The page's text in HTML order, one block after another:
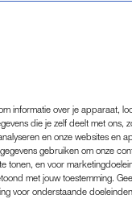
informatie over je apparaat,
die je zelf deelt met ons,
en onze websites en
gebruiken om onze
tonen, en voor
met jouw toestemming.
voor onderstaande